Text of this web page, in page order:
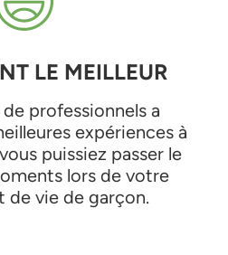
LE MEILLEUR
professionnels a
expériences à
puissiez passer le
lors de votre
de vie de garçon.